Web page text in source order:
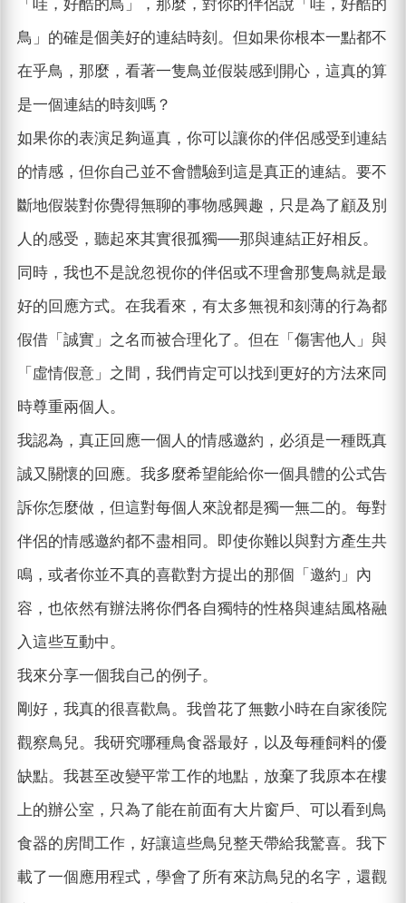
「哇，好酷的鳥」，那麼，對你的伴侶說「哇，好酷的
鳥」的確是個美好的連結時刻。但如果你根本一點都不
在乎鳥，那麼，看著一隻鳥並假裝感到開心，這真的算
是一個連結的時刻嗎？
如果你的表演足夠逼真，你可以讓你的伴侶感受到連結
的情感，但你自己並不會體驗到這是真正的連結。要不
斷地假裝對你覺得無聊的事物感興趣，只是為了顧及別
人的感受，聽起來其實很孤獨──那與連結正好相反。
同時，我也不是說忽視你的伴侶或不理會那隻鳥就是最
好的回應方式。在我看來，有太多無視和刻薄的行為都
假借「誠實」之名而被合理化了。但在「傷害他人」與
「虛情假意」之間，我們肯定可以找到更好的方法來同
時尊重兩個人。
我認為，真正回應一個人的情感邀約，必須是一種既真
誠又關懷的回應。我多麼希望能給你一個具體的公式告
訴你怎麼做，但這對每個人來說都是獨一無二的。每對
伴侶的情感邀約都不盡相同。即使你難以與對方產生共
鳴，或者你並不真的喜歡對方提出的那個「邀約」內
容，也依然有辦法將你們各自獨特的性格與連結風格融
入這些互動中。
我來分享一個我自己的例子。
剛好，我真的很喜歡鳥。我曾花了無數小時在自家後院
觀察鳥兒。我研究哪種鳥食器最好，以及每種飼料的優
缺點。我甚至改變平常工作的地點，放棄了我原本在樓
上的辦公室，只為了能在前面有大片窗戶、可以看到鳥
食器的房間工作，好讓這些鳥兒整天帶給我驚喜。我下
載了一個應用程式，學會了所有來訪鳥兒的名字，還觀